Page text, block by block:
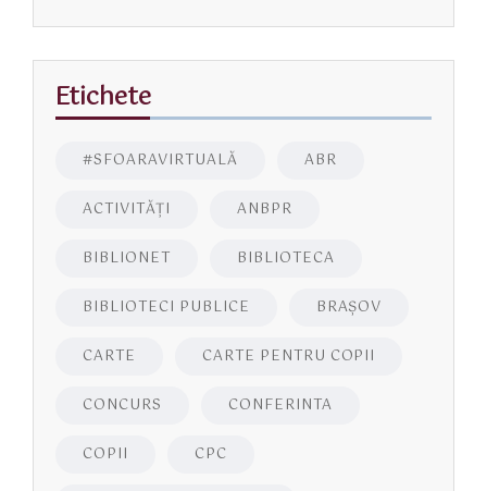
Etichete
#SFOARAVIRTUALĂ ABR
ACTIVITĂŢI ANBPR
BIBLIONET BIBLIOTECA
BIBLIOTECI PUBLICE BRAŞOV
CARTE CARTE PENTRU COPII
CONCURS CONFERINTA
COPII CPC